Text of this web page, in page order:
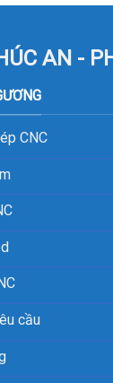
AN -
CNC
cầu